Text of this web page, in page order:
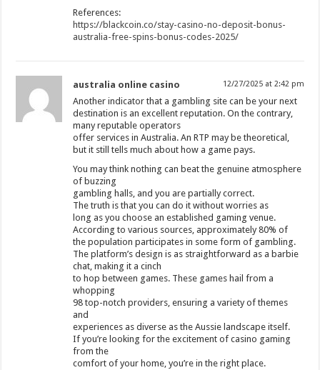
References:
https://blackcoin.co/stay-casino-no-deposit-bonus-
australia-free-spins-bonus-codes-2025/
australia online casino 12/27/2025 at 2:42 pm
Another indicator that a gambling site can be your next
destination is an excellent reputation. On the contrary,
many reputable operators
offer services in Australia. An RTP may be theoretical,
but it still tells much about how a game pays.
You may think nothing can beat the genuine atmosphere
of buzzing
gambling halls, and you are partially correct.
The truth is that you can do it without worries as
long as you choose an established gaming venue.
According to various sources, approximately 80% of
the population participates in some form of gambling.
The platform’s design is as straightforward as a barbie
chat, making it a cinch
to hop between games. These games hail from a
whopping
98 top-notch providers, ensuring a variety of themes
and
experiences as diverse as the Aussie landscape itself.
If you’re looking for the excitement of casino gaming
from the
comfort of your home, you’re in the right place.